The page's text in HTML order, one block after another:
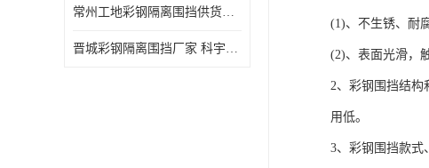
常州工地彩钢隔离围挡供货商 科宇钢构工程
晋城彩钢隔离围挡厂家 科宇钢构工程
(1)、不生锈、耐
(2)、表面光滑，
2、彩钢围挡结构
用低。
3、彩钢围挡款式